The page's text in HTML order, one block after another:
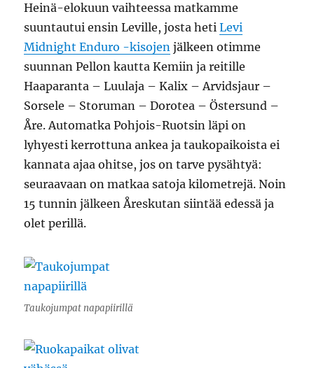
Heinä-elokuun vaihteessa matkamme
suuntautui ensin Leville, josta hetiLevi
Midnight Enduro -kisojen jälkeen otimme
suunnan Pellon kautta Kemiin ja reitille
Haaparanta – Luulaja – Kalix – Arvidsjaur –
Sorsele – Storuman – Dorotea – Östersund –
Åre. Automatka Pohjois-Ruotsin läpi on
lyhyesti kerrottuna ankea ja taukopaikoista ei
kannata ajaa ohitse, jos on tarve pysähtyä:
seuraavaan on matkaa satoja kilometrejä. Noin
15 tunnin jälkeen Åreskutan siintää edessä ja
olet perillä.
Taukojumpat napapiirillä